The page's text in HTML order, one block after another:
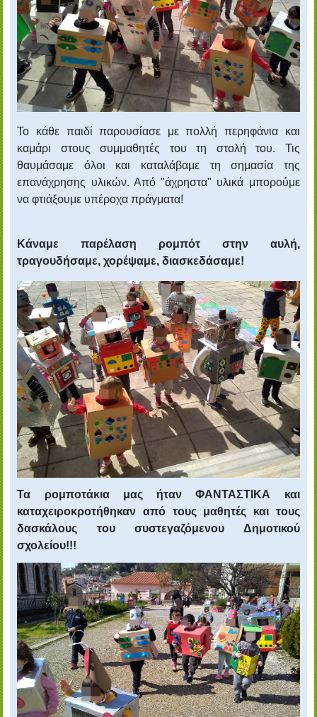
Το κάθε παιδί παρουσίασε με πολλή περηφάνια και
καμάρι στους συμμαθητές του τη στολή του. Τις
θαυμάσαμε όλοι και καταλάβαμε τη σημασία της
επανάχρησης υλικών. Από "άχρηστα" υλικά μπορούμε
να φτιάξουμε υπέροχα πράγματα!
Κάναμε παρέλαση ρομπότ στην αυλή,
τραγουδήσαμε, χορέψαμε, διασκεδάσαμε!
Τα ρομποτάκια μας ήταν ΦΑΝΤΑΣΤΙΚΑ και
καταχειροκροτήθηκαν από τους μαθητές και τους
δασκάλους του συστεγαζόμενου Δημοτικού
σχολείου!!!